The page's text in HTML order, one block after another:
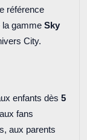
référence
la gamme Sky
City.
enfants dès 5
fans
aux parents